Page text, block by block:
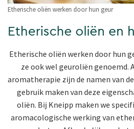
Etherische oliën werken door hun geur
Etherische oliën en
Etherische oliën werken door hun
ze ook wel geuroliën genoemd.
aromatherapie zijn de namen van
gebruik maken van deze
oliën. Bij Kneipp maken we
aromacologische werking van